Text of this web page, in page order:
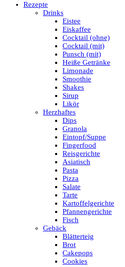
Rezepte
Drinks
Eistee
Eiskaffee
Cocktail (ohne)
Cocktail (mit)
Punsch (mit)
Heiße Getränke
Limonade
Smoothie
Shakes
Sirup
Likör
Herzhaftes
Dips
Granola
Eintopf/Suppe
Fingerfood
Reisgerichte
Asiatisch
Pasta
Pizza
Salate
Tarte
Kartoffelgerichte
Pfannengerichte
Fisch
Gebäck
Blätterteig
Brot
Cakepops
Cookies